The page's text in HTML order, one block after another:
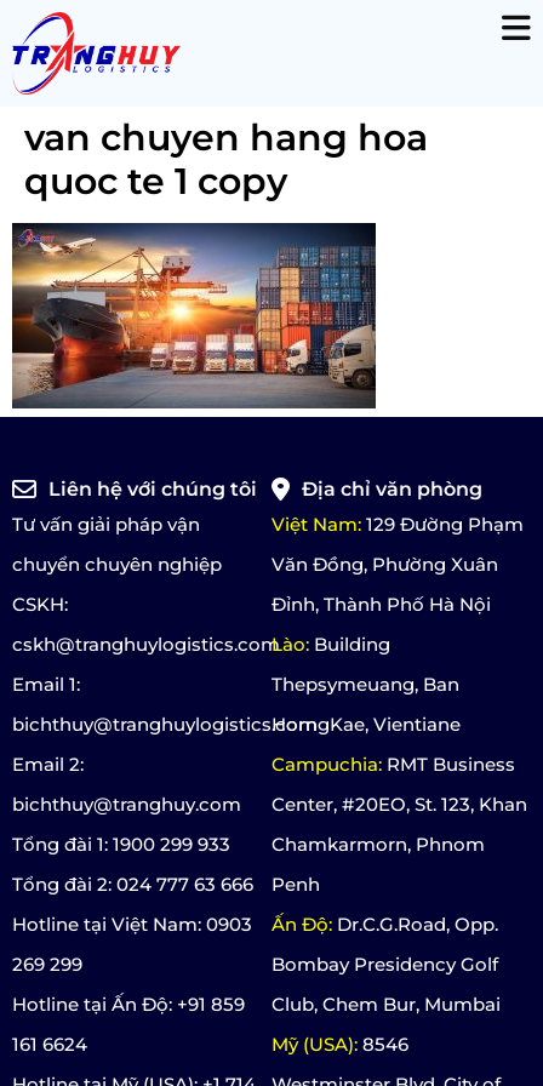
van chuyen hang hoa
quoc te 1 copy
Liên hệ với chúng tôi
Tư vấn giải pháp vận
chuyển chuyên nghiệp
CSKH:
cskh@tranghuylogistics.com
Email 1:
bichthuy@tranghuylogistics.com
Email 2:
bichthuy@tranghuy.com
Tổng đài 1: 1900 299 933
Tổng đài 2: 024 777 63 666
Hotline tại Việt Nam: 0903
269 299
Hotline tại Ấn Độ: +91 859
161 6624
Địa chỉ văn phòng
Việt Nam: 129 Đường Phạm
Văn Đồng, Phường Xuân
Đỉnh, Thành Phố Hà Nội
Lào: Building
Thepsymeuang, Ban
HorngKae, Vientiane
Campuchia: RMT Business
Center, #20EO, St. 123, Khan
Chamkarmorn, Phnom
Penh
Ấn Độ: Dr.C.G.Road, Opp.
Bombay Presidency Golf
Club, Chem Bur, Mumbai
Mỹ (USA): 8546